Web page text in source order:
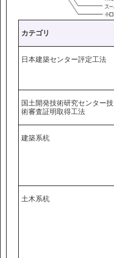
カテゴリ
日本建築センター評定工法
国土開発技術研究センター技
術審査証明取得工法
建築系杭
土木系杭